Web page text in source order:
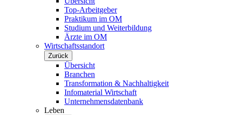
Top-Arbeitgeber
Praktikum im OM
Studium und Weiterbildung
Ärzte im OM
Wirtschaftsstandort
Zurück
Übersicht
Branchen
Transformation & Nachhaltigkeit
Infomaterial Wirtschaft
Unternehmensdatenbank
Leben